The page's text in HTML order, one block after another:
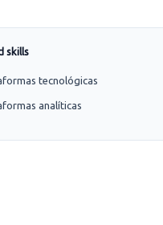
skills
tecnológicas
analíticas